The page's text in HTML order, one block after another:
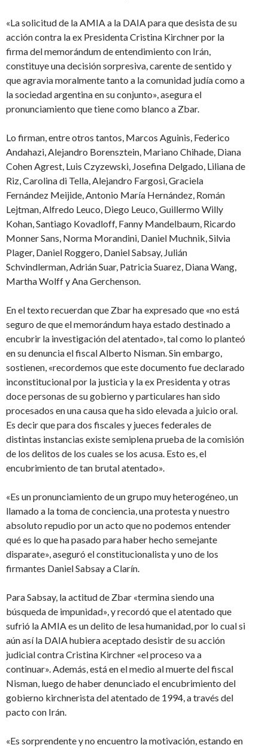
«La solicitud de la AMIA a la DAIA para que desista de su
acción contra la ex Presidenta Cristina Kirchner por la
firma del memorándum de entendimiento con Irán,
constituye una decisión sorpresiva, carente de sentido y
que agravia moralmente tanto a la comunidad judía como a
la sociedad argentina en su conjunto», asegura el
pronunciamiento que tiene como blanco a Zbar.
Lo firman, entre otros tantos, Marcos Aguinis, Federico
Andahazi, Alejandro Borensztein, Mariano Chihade, Diana
Cohen Agrest, Luis Czyzewski, Josefina Delgado, Liliana de
Riz, Carolina di Tella, Alejandro Fargosi, Graciela
Fernández Meijide, Antonio María Hernández, Román
Lejtman, Alfredo Leuco, Diego Leuco, Guillermo Willy
Kohan, Santiago Kovadloff, Fanny Mandelbaum, Ricardo
Monner Sans, Norma Morandini, Daniel Muchnik, Silvia
Plager, Daniel Roggero, Daniel Sabsay, Julián
Schvindlerman, Adrián Suar, Patricia Suarez, Diana Wang,
Martha Wolff y Ana Gerchenson.
En el texto recuerdan que Zbar ha expresado que «no está
seguro de que el memorándum haya estado destinado a
encubrir la investigación del atentado», tal como lo planteó
en su denuncia el fiscal Alberto Nisman. Sin embargo,
sostienen, «recordemos que este documento fue declarado
inconstitucional por la justicia y la ex Presidenta y otras
doce personas de su gobierno y particulares han sido
procesados en una causa que ha sido elevada a juicio oral.
Es decir que para dos fiscales y jueces federales de
distintas instancias existe semiplena prueba de la comisión
de los delitos de los cuales se los acusa. Esto es, el
encubrimiento de tan brutal atentado».
«Es un pronunciamiento de un grupo muy heterogéneo, un
llamado a la toma de conciencia, una protesta y nuestro
absoluto repudio por un acto que no podemos entender
qué es lo que ha pasado para haber hecho semejante
disparate», aseguró el constitucionalista y uno de los
firmantes Daniel Sabsay a Clarín.
Para Sabsay, la actitud de Zbar «termina siendo una
búsqueda de impunidad», y recordó que el atentado que
sufrió la AMIA es un delito de lesa humanidad, por lo cual si
aún así la DAIA hubiera aceptado desistir de su acción
judicial contra Cristina Kirchner «el proceso va a
continuar». Además, está en el medio al muerte del fiscal
Nisman, luego de haber denunciado el encubrimiento del
gobierno kirchnerista del atentado de 1994, a través del
pacto con Irán.
«Es sorprendente y no encuentro la motivación, estando en